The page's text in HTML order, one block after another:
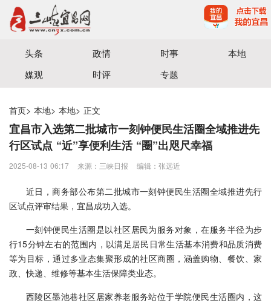
宜昌三峡融媒体中心主办
头条 政情 时事
本地
媒观
时评 专题
首页> 本地> 本地> 正文
宜昌市入选第二批城市一刻钟便民生活圈全域推进先
行区试点 “近”享便利生活 “圈”出咫尺幸福
2025-08-13 06:17 来源：三峡日报 编辑：张远近
近日，商务部公布第二批城市一刻钟便民生活圈全域推进先行
区试点评审结果，宜昌成功入选。
一刻钟便民生活圈是以社区居民为服务对象，在服务半径为步
行15分钟左右的范围内，以满足居民日常生活基本消费和品质消费
等为目标，通过多业态集聚形成的社区商圈，涵盖购物、餐饮、家
政、快递、维修等基本生活保障类业态。
西陵区墨池巷社区居家养老服务站位于学院便民生活圈内，这